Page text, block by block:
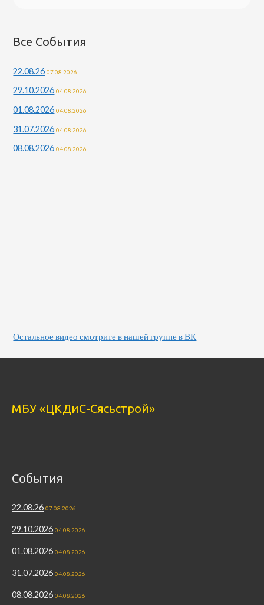
Все События
22.08.26 07.08.2026
29.10.2026 04.08.2026
01.08.2026 04.08.2026
31.07.2026 04.08.2026
08.08.2026 04.08.2026
Остальное видео смотрите в нашей группе в ВК
МБУ «ЦКДиС-Сясьстрой»
События
22.08.26 07.08.2026
29.10.2026 04.08.2026
01.08.2026 04.08.2026
31.07.2026 04.08.2026
08.08.2026 04.08.2026